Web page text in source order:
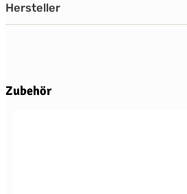
Hersteller
Produktgalerie überspringen
Zubehör